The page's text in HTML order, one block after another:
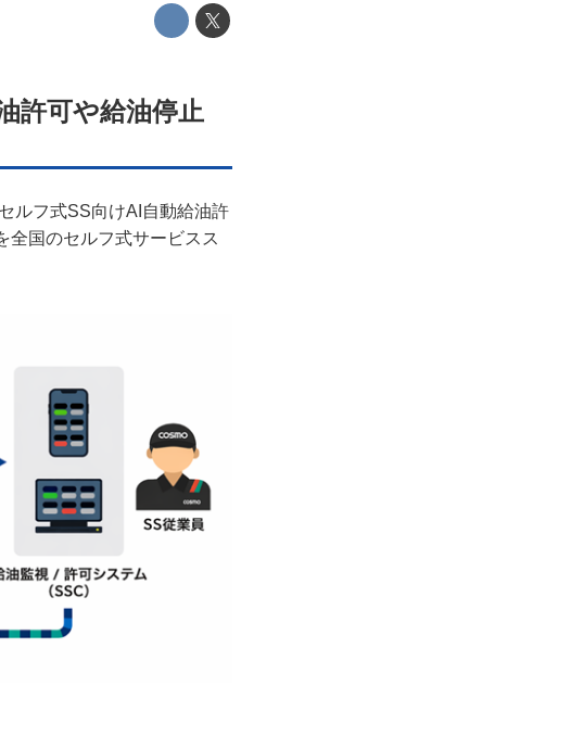
許可や給油停止
ルフ式SS向けAI自動給油許
全国のセルフ式サービスス